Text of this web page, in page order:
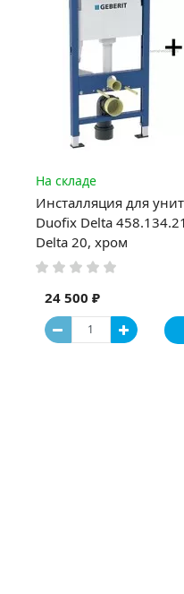
На складе
Инсталляция для
Duofix Delta
Delta 20, хром
24 500 ₽